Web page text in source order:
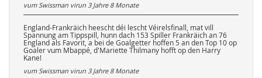
vum Swissman virun 3 Jahre 8 Monate
England-Frankräich heescht déi lescht Véirelsfinall, mat vill
Spannung am Tippspill, hunn dach 153 Spiller Frankräich an 76
England als Favorit, a bei de Goalgetter hoffen 5 an den Top 10 op
Goaler vum Mbappé, d'Mariette Thilmany hofft op den Harry
Kane!
vum Swissman virun 3 Jahre 8 Monate